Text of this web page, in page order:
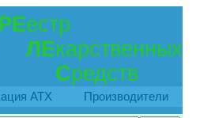
естр
ЛЕкарственных
Средств
АТХ Производители